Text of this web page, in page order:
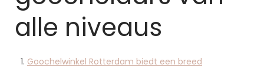
alle niveaus
Goochelwinkel Rotterdam biedt een breed